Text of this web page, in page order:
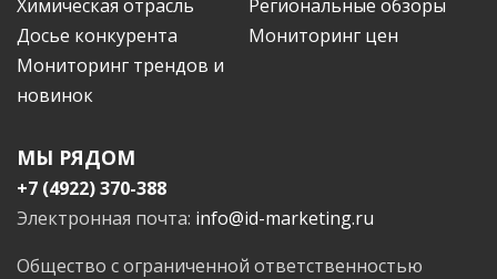
Химическая отрасль
Региональные обзоры
Досье конкурента
Мониторинг цен
Мониторинг трендов и
новинок
МЫ РЯДОМ
+7 (4922) 370-388
Электронная почта: info@id-marketing.ru
Общество с ограниченной ответственностью